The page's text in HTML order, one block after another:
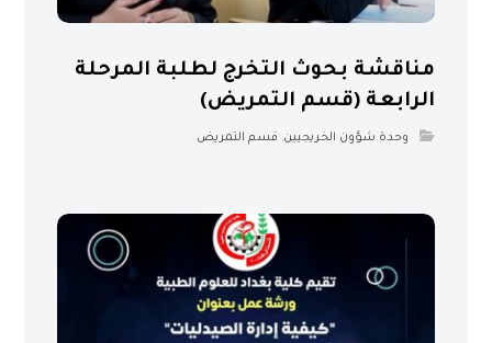
مناقشة بحوث التخرج لطلبة المرحلة
الرابعة (قسم التمريض)
وحدة شؤون الخريجيين, قسم التمريض